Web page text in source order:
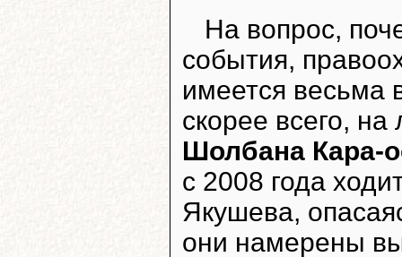
На вопрос,
события,
имеется весьма
скорее всего, на
Шолбана Кара-
с 2008 года
Якушева,
они намерены